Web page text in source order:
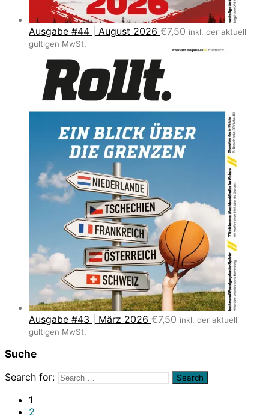
Ausgabe #44 | August 2026 €7,50 inkl. der aktuell
gültigen MwSt.
Ausgabe #43 | März 2026 €7,50 inkl. der aktuell
gültigen MwSt.
Suche
Search for:
1
2